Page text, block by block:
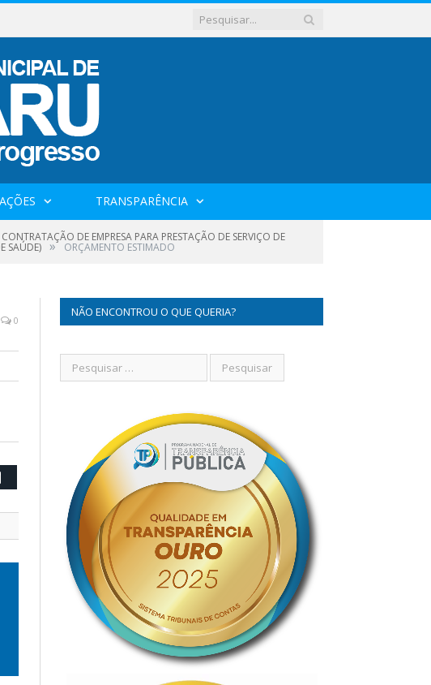
TRANSPARÊNCIA
DE EMPRESA PARA PRESTAÇÃO DE SERVIÇO DE
SAÚDE) » ORÇAMENTO ESTIMADO
0
Email
NÃO ENCONTROU O QUE QUERIA?